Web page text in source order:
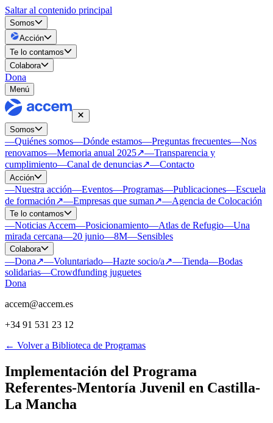
Saltar al contenido principal
Somos
Acción
Te lo contamos
Colabora
Dona
Menú
Somos
—Quiénes somos—Dónde estamos—Preguntas frecuentes—Nos
renovamos—Memoria anual 2025↗—Transparencia y
cumplimiento—Canal de denuncias↗—Contacto
Acción
—Nuestra acción—Eventos—Programas—Publicaciones—Escuela
de formación↗—Empresas que suman↗—Agencia de Colocación
Te lo contamos
—Noticias Accem—Posicionamiento—Atlas de Refugio—Una
mirada cercana—20 junio—8M—Sensibles
Colabora
—Dona↗—Voluntariado—Hazte socio/a↗—Tienda—Bodas
solidarias—Crowdfunding juguetes
Dona
accem@accem.es
+34 91 531 23 12
← Volver a Biblioteca de Programas
Implementación del Programa
Referentes-Mentoría Juvenil en Castilla-
La Mancha